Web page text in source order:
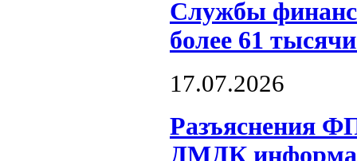
Службы
более 61
17.07.2026
Разъяснения
ДМДК